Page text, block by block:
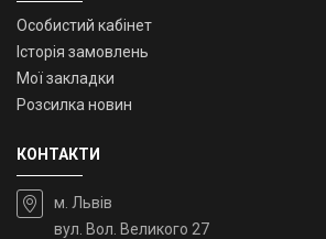
Особистий кабінет
Історія замовлень
Мої закладки
Розсилка новин
КОНТАКТИ
м. Львів
вул. Вол. Великого 27